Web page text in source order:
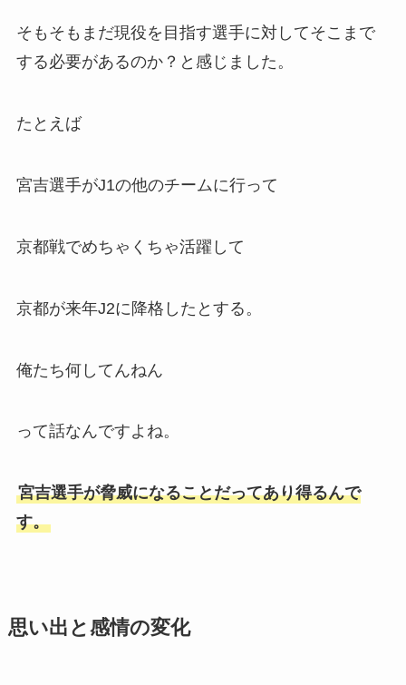
そもそもまだ現役を目指す選手に対してそこまで
する必要があるのか？と感じました。
たとえば
宮吉選手がJ1の他のチームに行って
京都戦でめちゃくちゃ活躍して
京都が来年J2に降格したとする。
俺たち何してんねん
って話なんですよね。
宮吉選手が脅威になることだってあり得るんで
す。
思い出と感情の変化